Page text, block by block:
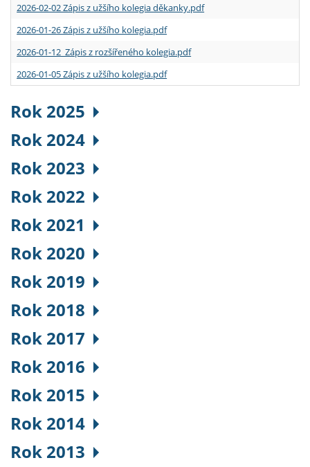
2026-02-02 Zápis z užšího kolegia děkanky.pdf
2026-01-26 Zápis z užšího kolegia.pdf
2026-01-12 Zápis z rozšířeného kolegia.pdf
2026-01-05 Zápis z užšího kolegia.pdf
Rok 2025
Rok 2024
Rok 2023
Rok 2022
Rok 2021
Rok 2020
Rok 2019
Rok 2018
Rok 2017
Rok 2016
Rok 2015
Rok 2014
Rok 2013